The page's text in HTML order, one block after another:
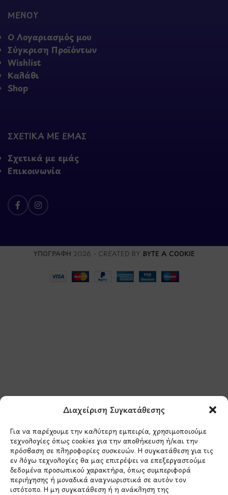
Διαχείριση Συγκατάθεσης
Για να παρέχουμε την καλύτερη εμπειρία, χρησιμοποιούμε
τεχνολογίες όπως cookies για την αποθήκευση ή/και την
πρόσβαση σε πληροφορίες συσκευών. Η συγκατάθεση για τις
εν λόγω τεχνολογίες θα μας επιτρέψει να επεξεργαστούμε
δεδομένα προσωπικού χαρακτήρα, όπως συμπεριφορά
περιήγησης ή μοναδικά αναγνωριστικά σε αυτόν τον
ιστότοπο. Η μη συγκατάθεση ή η ανάκληση της
ΜΕΝΟΥ
Ο Λογαριασμός μου
Σύγκριση Προϊόντων
Wishlist
Καλάθι
Shop
ΣΧΕΤΙΚΑ ΜΕ ΕΜΑΣ
Σχετικά με εμάς
Επικοινωνία
ΥΠΟΓΡΑΦΗ 2026 - CREATED BY BYTE A COOKIE
Έχω διαβάσει και συμφωνώ με την
Πολιτική Απορρήτου